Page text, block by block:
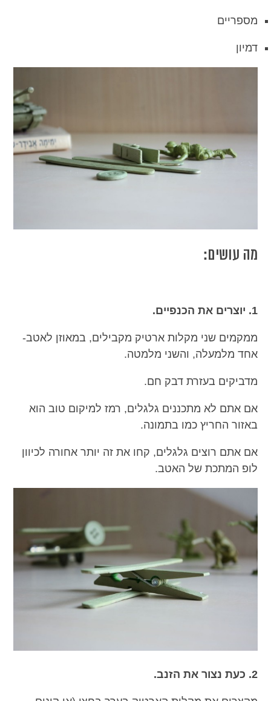
מספריים
דמיון
מה עושים:
1. יוצרים את הכנפיים.
ממקמים שני מקלות ארטיק מקבילים, במאוזן לאטב-
אחד מלמעלה, והשני מלמטה.
מדביקים בעזרת דבק חם.
אם אתם לא מתכננים גלגלים, רמז למיקום טוב הוא
באזור החריץ כמו בתמונה.
אם אתם רוצים גלגלים, קחו את זה יותר אחורה לכיוון
לופ המתכת של האטב.
2. כעת נצור את הזנב.